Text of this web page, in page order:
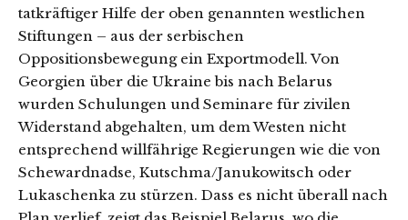
tatkräftiger Hilfe der oben genannten westlichen
Stiftungen – aus der serbischen
Oppositionsbewegung ein Exportmodell. Von
Georgien über die Ukraine bis nach Belarus
wurden Schulungen und Seminare für zivilen
Widerstand abgehalten, um dem Westen nicht
entsprechend willfährige Regierungen wie die von
Schewardnadse, Kutschma/Janukowitsch oder
Lukaschenka zu stürzen. Dass es nicht überall nach